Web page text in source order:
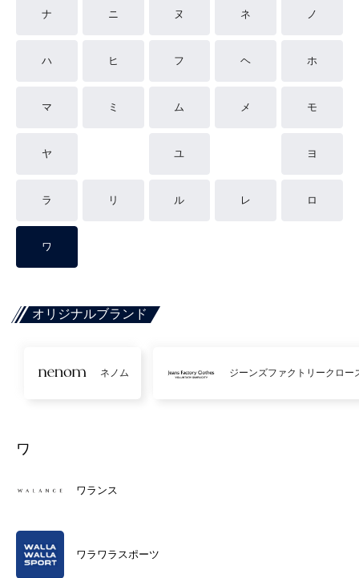
ナ ニ ヌ ネ ノ
ハ ヒ フ ヘ ホ
マ ミ ム メ モ
ヤ ユ ヨ
ラ リ ル レ ロ
ワ
オリジナルブランド
ネノム ジーンズファクトリークロー
ワ
ワランス
ワラワラスポーツ